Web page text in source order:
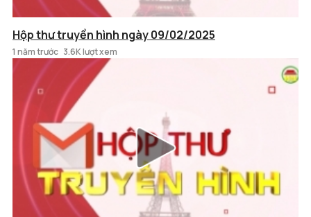
Hộp thư truyền hình ngày 09/02/2025
1 năm trước 3.6K lượt xem